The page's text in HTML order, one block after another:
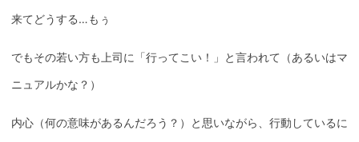
来てどうする…もぅ
でもその若い方も上司に「行ってこい！」と言われて（あるいはマ
ニュアルかな？）
内心（何の意味があるんだろう？）と思いながら、行動しているに